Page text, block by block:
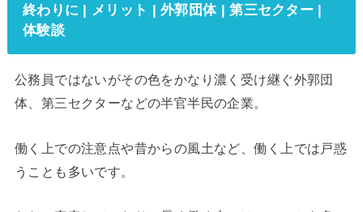
終わりに | メリット | 外郭団体 | 第三セクター |
体験談
公務員ではないがその色をかなり濃く受け継ぐ外郭団
体、第三セクターなどの半官半民の企業。
働く上での注意点や昔からの風土など、働く上では戸惑
うことも多いです。